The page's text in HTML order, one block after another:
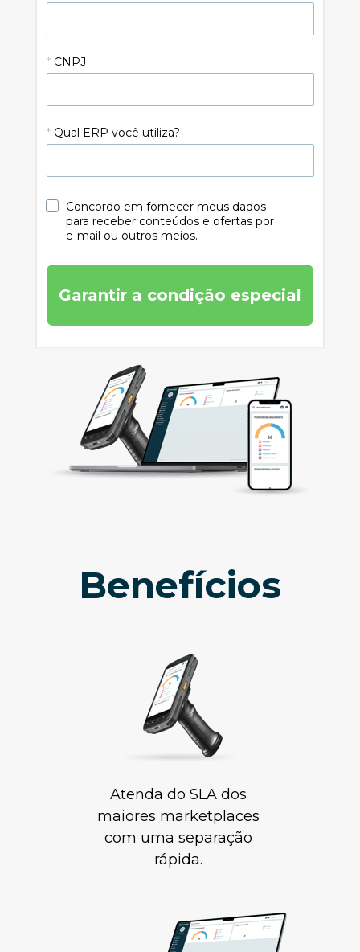
* CNPJ
* Qual ERP você utiliza?
Concordo em fornecer meus dados
para receber conteúdos e ofertas por
e-mail ou outros meios.
Garantir a condição especial
Benefícios
Atenda do SLA dos
maiores marketplaces
com uma separação
rápida.